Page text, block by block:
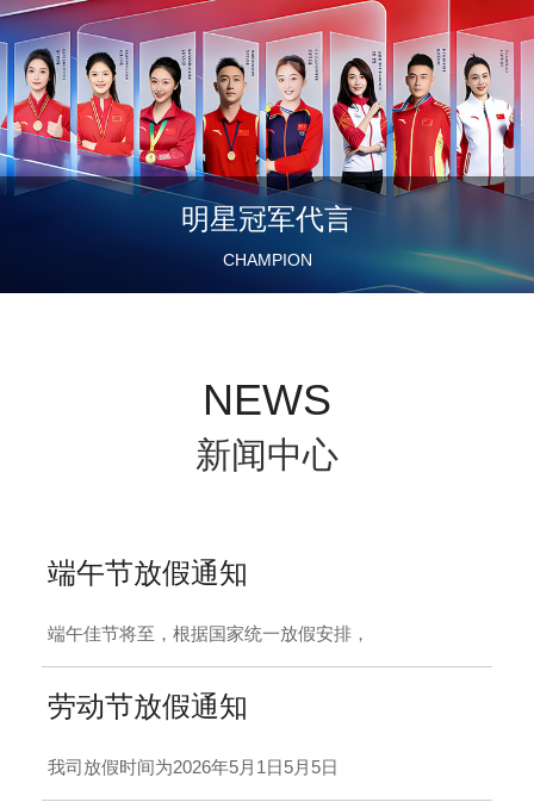
明星冠军代言
CHAMPION
NEWS
新闻中心
端午节放假通知
端午佳节将至，根据国家统一放假安排，
劳动节放假通知
我司放假时间为2026年5月1日5月5日